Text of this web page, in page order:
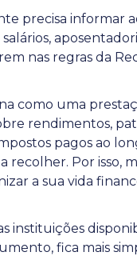
precisa informar
nas regras da
como uma
rendimentos,
pagos ao
recolher. Por isso,
a sua vida
instituições
fica mais